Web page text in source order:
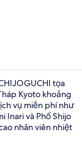
tọa
Kyoto khoảng
vụ miễn phí như
Inari và Phố Shijo
nhân viên nhiệt